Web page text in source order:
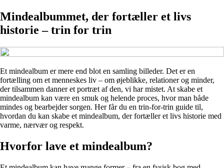
Mindealbummet, der fortæller et livs
historie – trin for trin
Et mindealbum er mere end blot en samling billeder. Det er en
fortælling om et menneskes liv – om øjeblikke, relationer og minder,
der tilsammen danner et portræt af den, vi har mistet. At skabe et
mindealbum kan være en smuk og helende proces, hvor man både
mindes og bearbejder sorgen. Her får du en trin-for-trin guide til,
hvordan du kan skabe et mindealbum, der fortæller et livs historie med
varme, nærvær og respekt.
Hvorfor lave et mindealbum?